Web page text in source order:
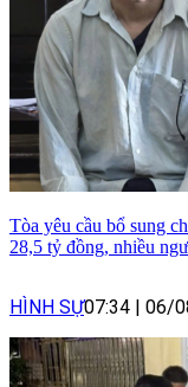
Tòa yêu cầu bổ sung
28,5 tỷ đồng, nhiều
HÌNH SỰ07:34 06/